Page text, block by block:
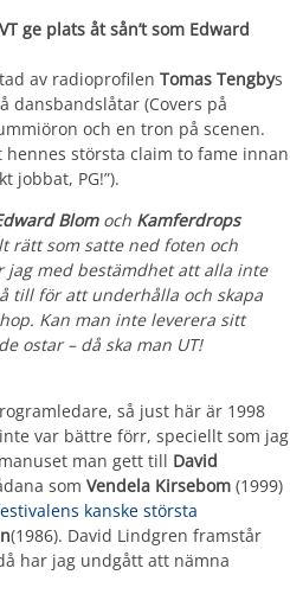
ge plats åt sån’t som Edward
av radioprofilen Tomas Tengbys
dansbandslåtar (Covers på
och en tron på scenen.
hennes största claim to fame innan
jobbat, PG!”).
Blomoch Kamferdrops
rätt som satte ned foten och
jag med bestämdhet att alla inte
till för att underhålla och skapa
Kan man inte leverera sitt
ostar – då ska man UT!
så just här är 1998
var bättre förr, speciellt som jag
man gett till David
som Vendela Kirsebom (1999)
kanske största
(1986). David Lindgren framstår
har jag undgått att nämna